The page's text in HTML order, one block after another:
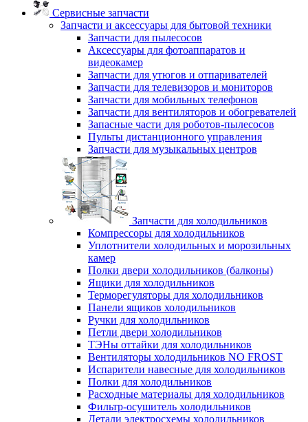
Сервисные запчасти
Запчасти и аксессуары для бытовой техники
Запчасти для пылесосов
Аксессуары для фотоаппаратов и
видеокамер
Запчасти для утюгов и отпаривателей
Запчасти для телевизоров и мониторов
Запчасти для мобильных телефонов
Запчасти для вентиляторов и обогревателей
Запасные части для роботов-пылесосов
Пульты дистанционного управления
Запчасти для музыкальных центров
Запчасти для холодильников
Компрессоры для холодильников
Уплотнители холодильных и морозильных
камер
Полки двери холодильников (балконы)
Ящики для холодильников
Терморегуляторы для холодильников
Панели ящиков холодильников
Ручки для холодильников
Петли двери холодильников
ТЭНы оттайки для холодильников
Вентиляторы холодильников NO FROST
Испарители навесные для холодильников
Полки для холодильников
Расходные материалы для холодильников
Фильтр-осушитель холодильников
Детали электросхемы холодильников